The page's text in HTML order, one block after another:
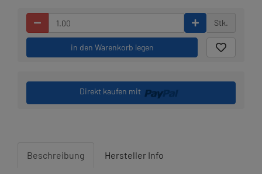
Stk.
in den Warenkorb legen
Direkt kaufen mit
Beschreibung Hersteller Info